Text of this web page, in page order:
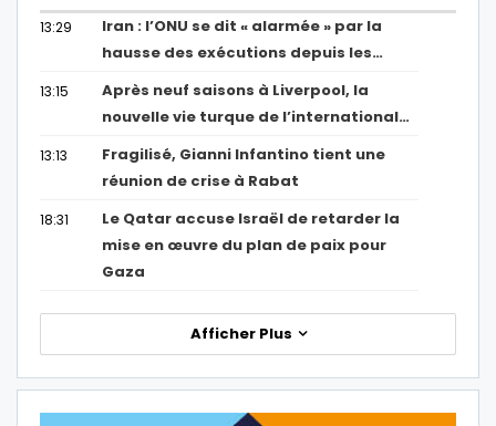
13:29
Iran : l’ONU se dit « alarmée » par la
hausse des exécutions depuis les…
13:15
Après neuf saisons à Liverpool, la
nouvelle vie turque de l’international…
13:13
Fragilisé, Gianni Infantino tient une
réunion de crise à Rabat
18:31
Le Qatar accuse Israël de retarder la
mise en œuvre du plan de paix pour
Gaza
Afficher Plus